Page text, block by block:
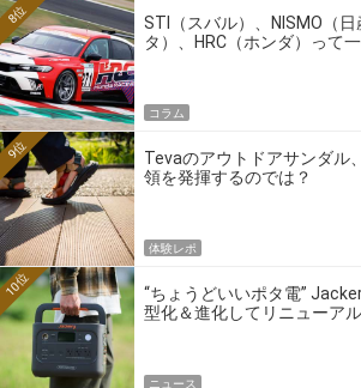
STI（スバル）、NISMO（日
タ）、HRC（ホンダ）って
8位
コラム
Tevaのアウトドアサンダル
領を発揮するのでは？
9位
体験レポ
“ちょうどいいポタ電”
型化＆進化してリニューアル
10位
ニュース